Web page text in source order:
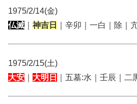
1975/2/14(金)
仏滅
神吉日 ｜辛卯｜一白｜除｜
1975/2/15(土)
大安
大明日 ｜五墓:水｜壬辰｜二